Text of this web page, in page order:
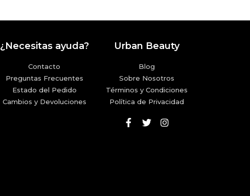
¿Necesitas ayuda?
Contacto
Preguntas Frecuentes
Estado del Pedido
Cambios y Devoluciones
Urban Beauty
Blog
Sobre Nosotros
Términos y Condiciones
Política de Privacidad